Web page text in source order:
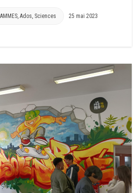
, Ados, Sciences 25 mai 2023